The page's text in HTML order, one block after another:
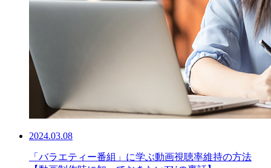
2024.03.08
「バラエティー番組」に学ぶ動画視聴率維持の方法